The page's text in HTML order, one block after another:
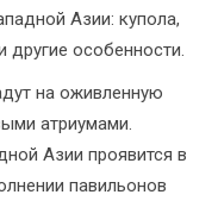
Азии: купола,
особенности.
на оживленную
атриумами.
Азии проявится в
павильонов